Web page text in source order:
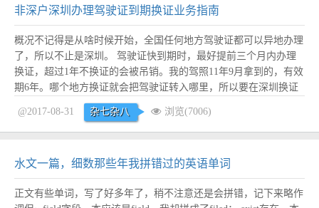
非深户深圳办理驾驶证到期换证业务指南
概况不记得是从啥时候开始，全国任何地方驾驶证都可以异地办理
了，所以不止是深圳。 驾驶证快到期时，最好提前三个月内办理
换证，超过1年不换证的会被吊销。我的驾照11年9月拿到的，有效
期6年。哪个地方换证就会把驾驶证转入哪里，所以要在深圳换证
的话必须把驾驶证转到深圳来，如果你不想转深圳那么只能回老家
办理了。 需要提前准备照相和人家说明一下是办理驾驶证业务即
可，一般25块钱，会拿到一个回执。 体检只...阅读全文
@2017-08-31 杂七杂八 浏览(7006)
水文一篇，细数那些年我拼错过的英语单词
正文有些单词，写了好多年了，稍不注意还是会拼错，记下来略作